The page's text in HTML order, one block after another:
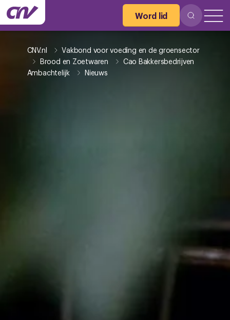
Word lid
CNV.nl
Vakbond voor voeding en de groensector
Brood en Zoetwaren
Cao Bakkersbedrijven
Ambachtelijk
Nieuws